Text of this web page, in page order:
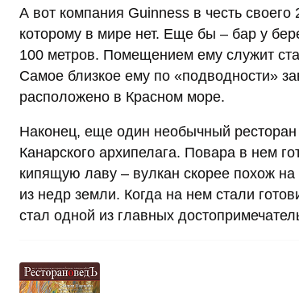
А вот компания Guinness в честь
которому в мире нет. Еще бы – бар у
100 метров. Помещением ему служит
Самое близкое ему по «подводности»
расположено в Красном море.
Наконец, еще один необычный ресторан
Канарского архипелага. Повара в нем
кипящую лаву – вулкан скорее похож
из недр земли. Когда на нем стали
стал одной из главных